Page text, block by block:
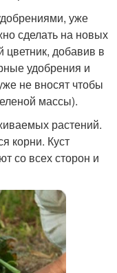
уже
сделать на новых
добавив в
удобрения и
не вносят чтобы
массы).
растений.
корни. Куст
со всех сторон и